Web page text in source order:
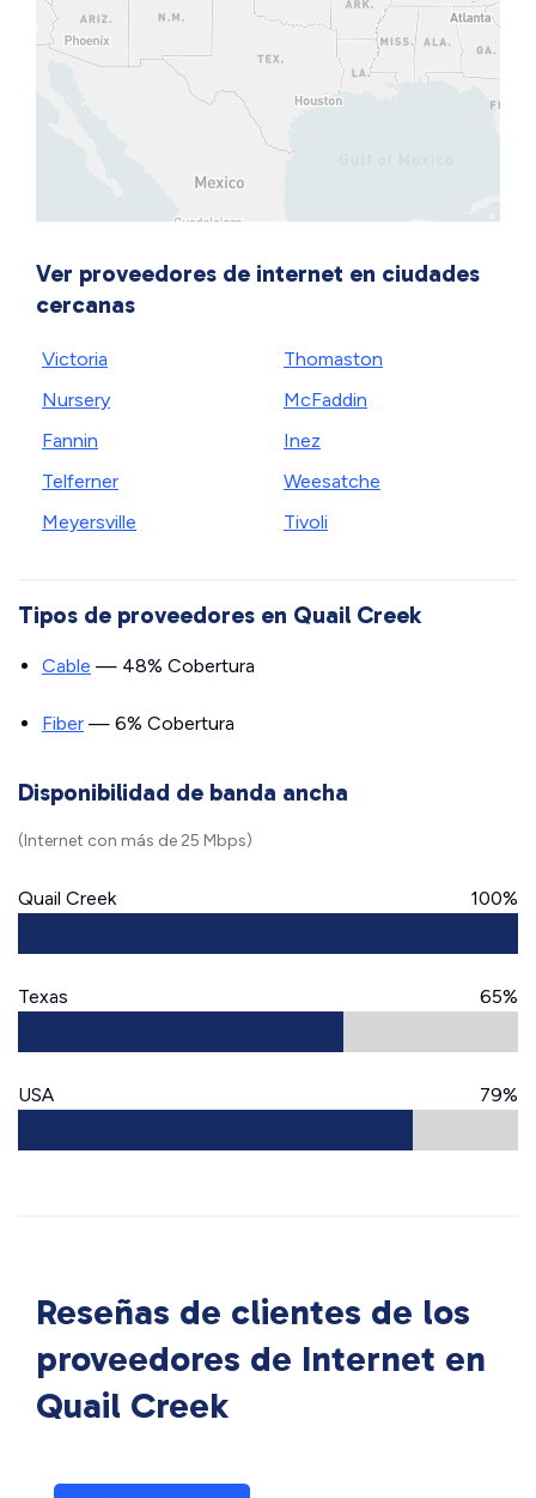
Ver proveedores de internet en ciudades
cercanas
Victoria
Nursery
Fannin
Telferner
Meyersville
Thomaston
McFaddin
Inez
Weesatche
Tivoli
Tipos de proveedores en Quail Creek
Cable — 48% Cobertura
Fiber — 6% Cobertura
Disponibilidad de banda ancha
(Internet con más de 25 Mbps)
Quail Creek 100%
Texas 65%
USA 79%
Reseñas de clientes de los
proveedores de Internet en
Quail Creek